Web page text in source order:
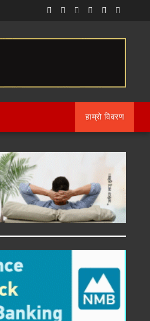
हाम्रो विवरण